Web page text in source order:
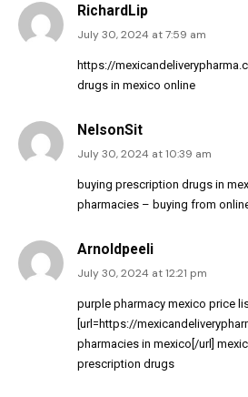
RichardLip
July 30, 2024 at 7:59 am
https://
drugs in mexico online
NelsonSit
July 30, 2024 at 10:39 am
buying prescription drugs in
pharmacies – buying from
Arnoldpeeli
July 30, 2024 at 12:21 pm
purple pharmacy mexico price
[url=https://
pharmacies in mexico[/url]
prescription drugs